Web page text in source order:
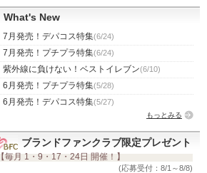
What's New
7月発売！デパコス特集(6/24)
7月発売！プチプラ特集(6/24)
紫外線に負けない！ベストイレブン(6/10)
6月発売！プチプラ特集(5/28)
6月発売！デパコス特集(5/27)
もっとみる
ブランドファンクラブ限定プレゼント
【毎月 1・9・17・24日 開催！】
(応募受付：8/1～8/8)